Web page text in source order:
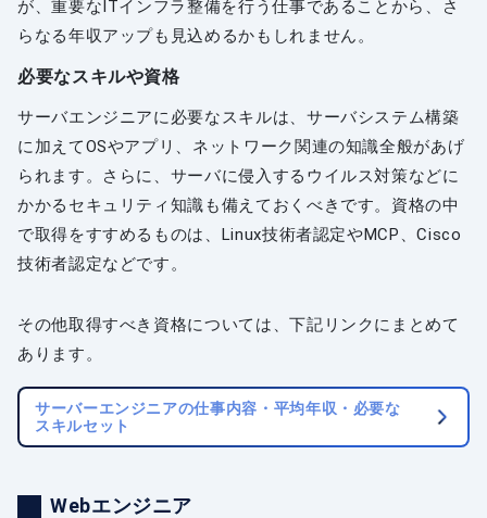
が、重要なITインフラ整備を行う仕事であることから、さ
らなる年収アップも見込めるかもしれません。
必要なスキルや資格
サーバエンジニアに必要なスキルは、サーバシステム構築
に加えてOSやアプリ、ネットワーク関連の知識全般があげ
られます。さらに、サーバに侵入するウイルス対策などに
かかるセキュリティ知識も備えておくべきです。資格の中
で取得をすすめるものは、Linux技術者認定やMCP、Cisco
技術者認定などです。
その他取得すべき資格については、下記リンクにまとめて
あります。
サーバーエンジニアの仕事内容・平均年収・必要な
スキルセット
Webエンジニア